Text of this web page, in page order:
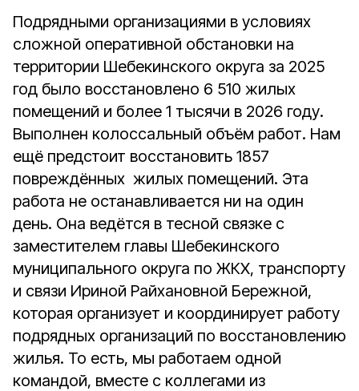
Подрядными организациями в условиях
сложной оперативной обстановки на
территории Шебекинского округа за 2025
год было восстановлено 6 510 жилых
помещений и более 1 тысячи в 2026 году.
Выполнен колоссальный объём работ. Нам
ещё предстоит восстановить 1857
повреждённых жилых помещений. Эта
работа не останавливается ни на один
день. Она ведётся в тесной связке с
заместителем главы Шебекинского
муниципального округа по ЖКХ, транспорту
и связи Ириной Райхановной Бережной,
которая организует и координирует работу
подрядных организаций по восстановлению
жилья. То есть, мы работаем одной
командой, вместе с коллегами из